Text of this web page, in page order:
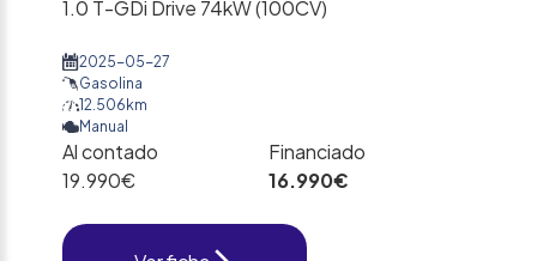
1.0 T-GDi Drive 74kW (100CV)
2025-05-27
Gasolina
12.506km
Manual
Al contado
19.990€
Financiado
16.990€